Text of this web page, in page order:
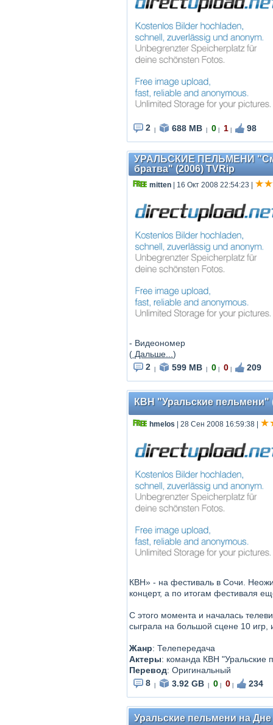
2 688 MB 0 1 98
УРАЛЬСКИЕ ПЕЛЬМЕНИ
братва" (2006) TVRip
mitten | 16 Окт 2008 22:54:23
- Видеономер
( Дальше... )
2
599 MB 0 0 209
КВН "Уральские пельмени"
hmelos | 28 Сен 2008 16:59:38
КВН» - на фестиваль в Сочи.
концерт, а по итогам фестиваля
С этого момента и началась
сыграла на большой сцене 10 игр,
Жанр: Телепередача
Актеры: команда КВН "Уральские
Перевод: Оригинальный
8
3.92 GB 0 0 234
Уральские пельмени на